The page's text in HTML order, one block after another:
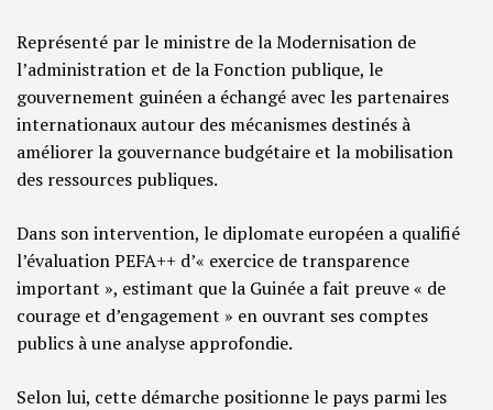
Représenté par le ministre de la Modernisation de
l’administration et de la Fonction publique, le
gouvernement guinéen a échangé avec les partenaires
internationaux autour des mécanismes destinés à
améliorer la gouvernance budgétaire et la mobilisation
des ressources publiques.
Dans son intervention, le diplomate européen a qualifié
l’évaluation PEFA++ d’« exercice de transparence
important », estimant que la Guinée a fait preuve « de
courage et d’engagement » en ouvrant ses comptes
publics à une analyse approfondie.
Selon lui, cette démarche positionne le pays parmi les